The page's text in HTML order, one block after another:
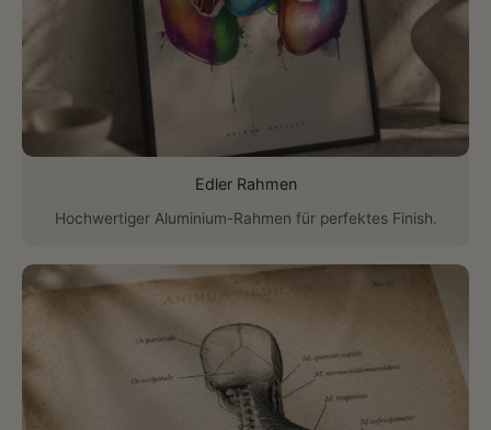
Edler Rahmen
Hochwertiger Aluminium-Rahmen für perfektes Finish.